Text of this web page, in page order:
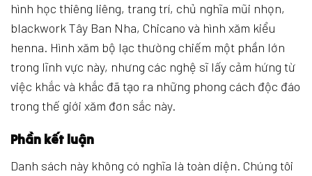
hình học thiêng liêng, trang trí, chủ nghĩa mũi nhọn,
blackwork Tây Ban Nha, Chicano và hình xăm kiểu
henna. Hình xăm bộ lạc thường chiếm một phần lớn
trong lĩnh vực này, nhưng các nghệ sĩ lấy cảm hứng từ
việc khắc và khắc đã tạo ra những phong cách độc đáo
trong thế giới xăm đơn sắc này.
Phần kết luận
Danh sách này không có nghĩa là toàn diện. Chúng tôi